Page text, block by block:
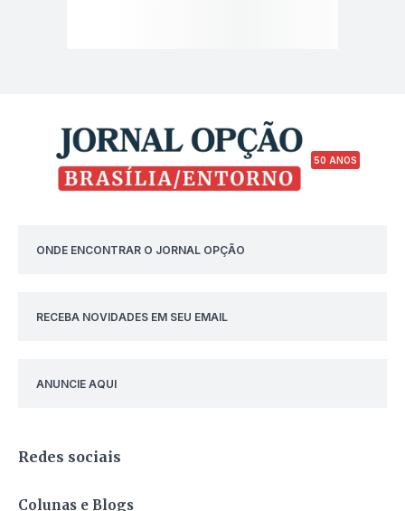
50 ANOS
ONDE ENCONTRAR O JORNAL OPÇÃO
RECEBA NOVIDADES EM SEU EMAIL
ANUNCIE AQUI
Redes sociais
Colunas e Blogs